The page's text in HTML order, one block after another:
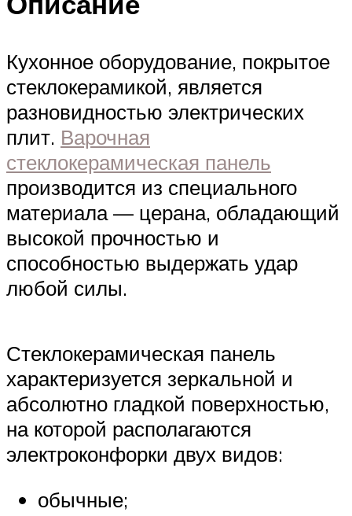
Кухонное оборудование, покрытое
стеклокерамикой, является
разновидностью электрических
плит. Варочная
стеклокерамическая панель
производится из специального
материала — церана, обладающий
высокой прочностью и
способностью выдержать удар
любой силы.
Стеклокерамическая панель
характеризуется зеркальной и
абсолютно гладкой поверхностью,
на которой располагаются
электроконфорки двух видов:
обычные;